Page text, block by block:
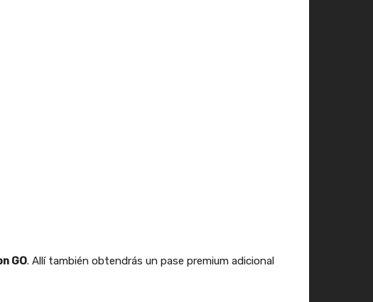
GO. Allí también obtendrás un pase premium adicional